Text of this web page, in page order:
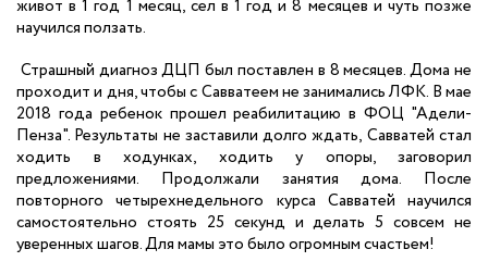
живот в 1 год 1 месяц, сел в 1 год и 8 месяцев и чуть позже
научился ползать.
Страшный диагноз ДЦП был поставлен в 8 месяцев. Дома не
проходит и дня, чтобы с Савватеем не занимались ЛФК. В мае
2018 года ребенок прошел реабилитацию в ФОЦ "Адели-
Пенза". Результаты не заставили долго ждать, Савватей стал
ходить в ходунках, ходить у опоры, заговорил
предложениями. Продолжали занятия дома. После
повторного четырехнедельного курса Савватей научился
самостоятельно стоять 25 секунд и делать 5 совсем не
уверенных шагов. Для мамы это было огромным счастьем!